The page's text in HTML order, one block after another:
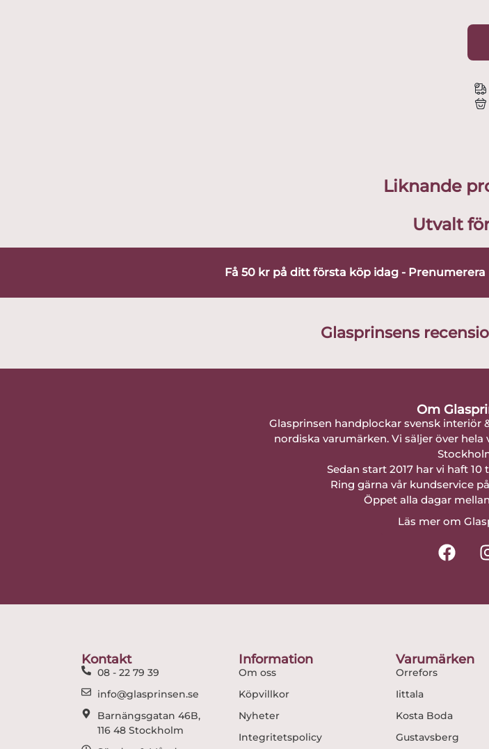
4
Lisa
Liknande
Utvalt
Få 50 kr på ditt första köp idag -
Glasprinsens
Om
Glasprinsen handplockar svensk interiör
nordiska varumärken. Vi säljer över
Sedan start 2017 har vi haft
Ring gärna vår kundservice
Öppet alla dagar mellan
Läs mer om
F
a
k
Kontakt
08 - 22 79 39
info@glasprinsen.se
Barnängsgatan 46B,
116 48 Stockholm
Information
Om oss
Köpvillkor
Nyheter
Integritetspolicy
Varumärken
Orrefors
Iittala
Kosta Boda
Gustavsberg